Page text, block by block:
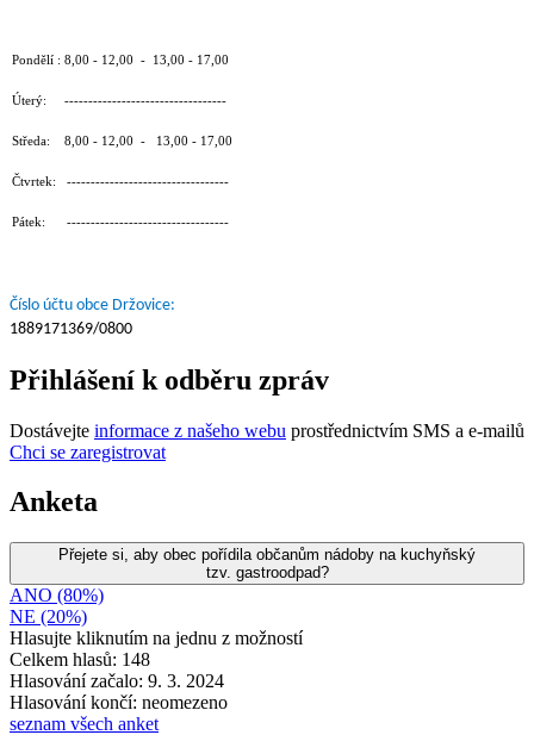
Pondělí : 8,00 - 12,00 - 13,00 - 17,00
Úterý: ----------------------------------
Středa: 8,00 - 12,00 - 13,00 - 17,00
Čtvrtek: ----------------------------------
Pátek: ----------------------------------
Číslo účtu obce Držovice:
1889171369/0800
Přihlášení k odběru zpráv
Dostávejte informace z našeho webu prostřednictvím SMS a e-mailů
Chci se zaregistrovat
Anketa
Přejete si, aby obec pořídila občanům nádoby na kuchyňský
tzv. gastroodpad?
ANO (80%)
NE (20%)
Hlasujte kliknutím na jednu z možností
Celkem hlasů: 148
Hlasování začalo: 9. 3. 2024
Hlasování končí: neomezeno
seznam všech anket